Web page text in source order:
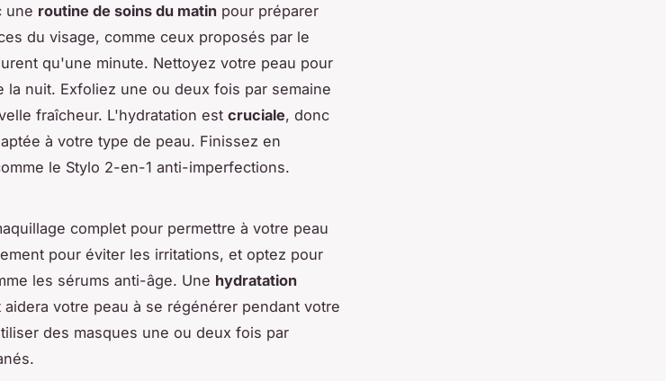
une routine de soins du matin pour préparer
du visage, comme ceux proposés par le
qu'une minute. Nettoyez votre peau pour
nuit. Exfoliez une ou deux fois par semaine
fraîcheur. L'hydratation est cruciale, donc
à votre type de peau. Finissez en
le Stylo 2-en-1 anti-imperfections.
complet pour permettre à votre peau
pour éviter les irritations, et optez pour
les sérums anti-âge. Une hydratation
votre peau à se régénérer pendant votre
des masques une ou deux fois par